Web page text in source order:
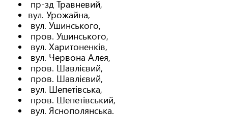
пр-зд Травневий,
вул. Урожайна,
вул. Ушинського,
пров. Ушинського,
вул. Харитоненків,
вул. Червона Алея,
пров. Шавлієвий,
пров. Шавлієвий,
вул. Шепетівська,
пров. Шепетівський,
вул. Яснополянська.